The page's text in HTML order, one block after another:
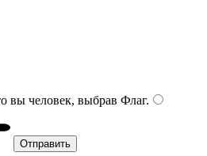
вы человек, выбрав Флаг.